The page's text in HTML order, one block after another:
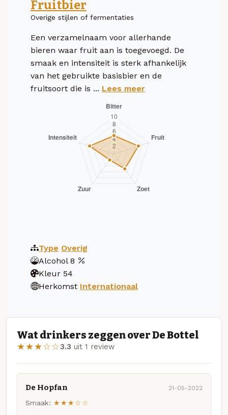
Fruitbier
Overige stijlen of fermentaties
Een verzamelnaam voor allerhande
bieren waar fruit aan is toegevoegd. De
smaak en intensiteit is sterk afhankelijk
van het gebruikte basisbier en de
fruitsoort die is ... Lees meer
Type Overig
Alcohol 8
Kleur 54
Herkomst Internationaal
Wat drinkers zeggen over De Bottel
★★★☆☆3.3 uit 1 review
De Hopfan 21-05-2022
Smaak: ★★★☆☆